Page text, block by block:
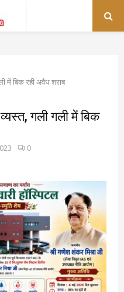
में बिक रही अवैध शराब
गली गली में बिक
0